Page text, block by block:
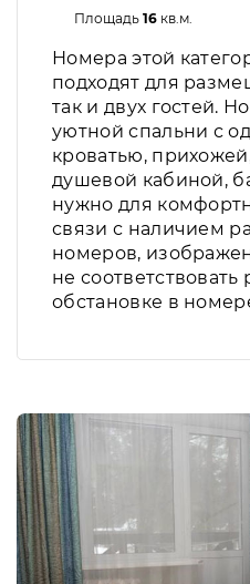
Площадь16 кв.м.
Номера этой
подходят для
так и двух гостей.
уютной спальни с
кроватью,
душевой кабиной,
нужно для
связи с наличием
номеров,
не соответствовать
обстановке в